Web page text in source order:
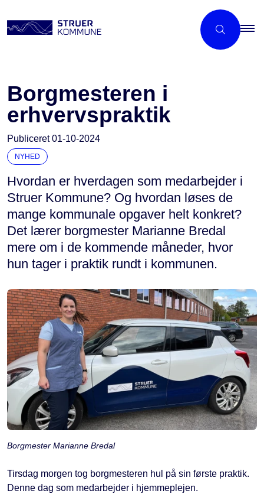
Borgmesteren i
erhvervspraktik
Publiceret01-10-2024
NYHED
Hvordan er hverdagen som medarbejder i
Struer Kommune? Og hvordan løses de
mange kommunale opgaver helt konkret?
Det lærer borgmester Marianne Bredal
mere om i de kommende måneder, hvor
hun tager i praktik rundt i kommunen.
Borgmester Marianne Bredal
Tirsdag morgen tog borgmesteren hul på sin første praktik.
Denne dag som medarbejder i hjemmeplejen.